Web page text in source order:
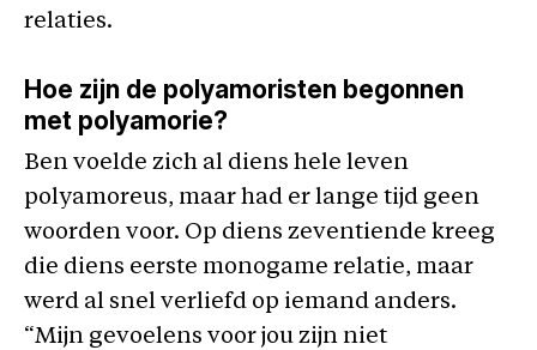
relaties.
Hoe zijn de polyamoristen begonnen
met polyamorie?
Ben voelde zich al diens hele leven
polyamoreus, maar had er lange tijd geen
woorden voor. Op diens zeventiende kreeg
die diens eerste monogame relatie, maar
werd al snel verliefd op iemand anders.
“Mijn gevoelens voor jou zijn niet